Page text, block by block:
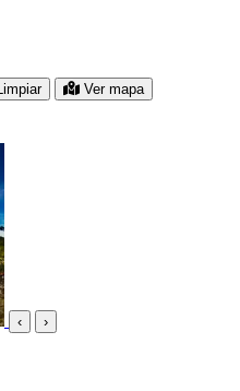
para ir a su página
Limpiar Ver mapa
‹ ›